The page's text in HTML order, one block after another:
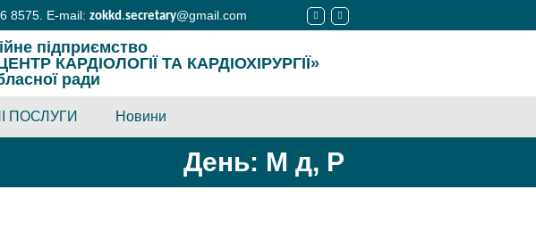
8575. E-mail: zokkd.secretary@gmail.com
підприємство
КАРДІОЛОГІЇ ТА КАРДІОХІРУРГІЇ»
ради
ПОСЛУГИ Новини
День: М д, Р